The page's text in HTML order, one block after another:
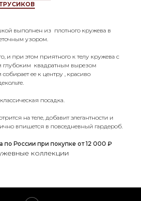
выполнен из плотного кружева в
узором.
и при этом приятного к телу кружева с
глубоким квадратным вырезом
ее к центру , красиво
посадка.
на теле, добавит элегантности и
впишется в повседневный гардероб.
по России при покупке от 12 000 ₽
коллекции